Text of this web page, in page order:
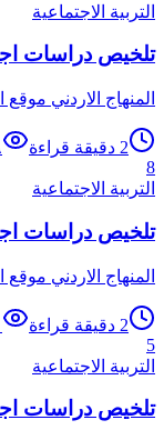
التربية الاجتماعية
تلخيص دراسات
المنهاج الاردني موقع
2 دقيقة قراءة
8
التربية الاجتماعية
تلخيص دراسات
المنهاج الاردني موقع
2 دقيقة قراءة
5
التربية الاجتماعية
تلخيص دراسات